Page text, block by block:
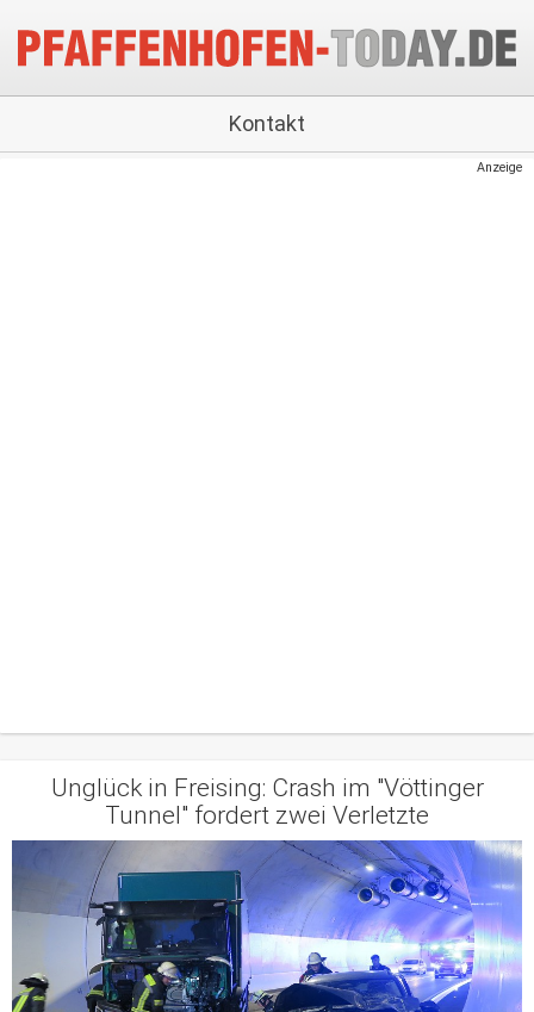
Kontakt
Anzeige
Unglück in Freising: Crash im "Vöttinger
Tunnel" fordert zwei Verletzte